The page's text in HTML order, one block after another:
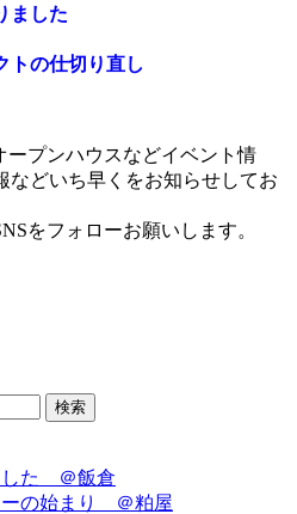
ました
トの仕切り直し
ープンハウスなどイベント情
などいち早くをお知らせしてお
をフォローお願いします。
検索
した ＠飯倉
ーの始まり ＠粕屋